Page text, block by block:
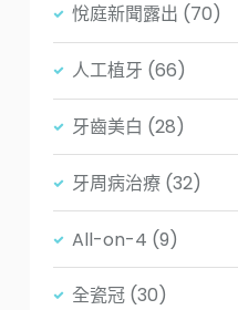
悅庭新聞露出 (70)
人工植牙 (66)
牙齒美白 (28)
牙周病治療 (32)
All-on-4 (9)
全瓷冠 (30)